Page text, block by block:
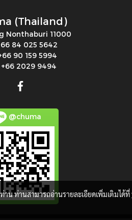
(Thailand)
Nonthaburi 11000
84 025 5642
90 159 5994
+66 2029 9494
@chuma
น ท่านสามารถอ่านรายละเอียดเพิ่มเติมได้ที่